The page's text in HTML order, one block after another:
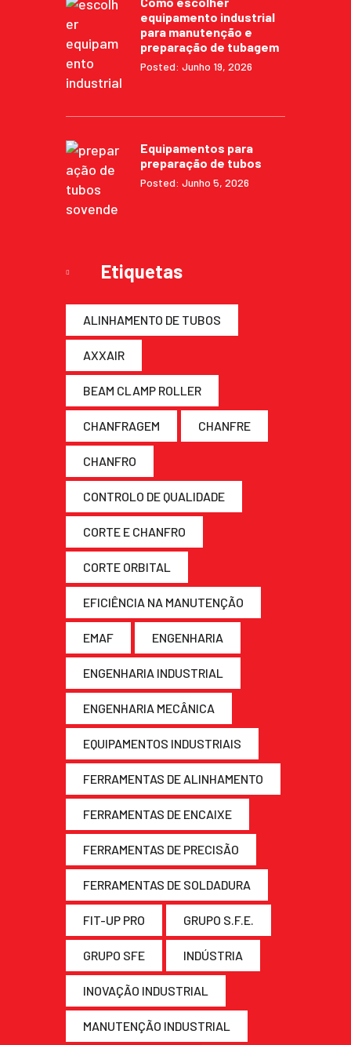
equipamento industrial
para manutenção e
preparação de tubagem
Posted: Junho 19, 2026
Equipamentos para
preparação de tubos
Posted: Junho 5, 2026
Etiquetas
ALINHAMENTO DE TUBOS
AXXAIR
BEAM CLAMP ROLLER
CHANFRAGEM CHANFRE
CHANFRO
CONTROLO DE QUALIDADE
CORTE E CHANFRO
CORTE ORBITAL
EFICIÊNCIA NA MANUTENÇÃO
EMAF ENGENHARIA
ENGENHARIA INDUSTRIAL
ENGENHARIA MECÂNICA
EQUIPAMENTOS INDUSTRIAIS
FERRAMENTAS DE ALINHAMENTO
FERRAMENTAS DE ENCAIXE
FERRAMENTAS DE PRECISÃO
FERRAMENTAS DE SOLDADURA
FIT-UP PRO GRUPO S.F.E.
GRUPO SFE INDÚSTRIA
INOVAÇÃO INDUSTRIAL
MANUTENÇÃO INDUSTRIAL